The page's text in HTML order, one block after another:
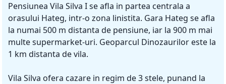
Pensiunea Vila Silva I se afla in partea centrala a
orasului Hateg, intr-o zona linistita. Gara Hateg se afla
la numai 500 m distanta de pensiune, iar la 900 m mai
multe supermarket-uri. Geoparcul Dinozaurilor este la
1 km distanta de vila.
Vila Silva ofera cazare in regim de 3 stele, punand la